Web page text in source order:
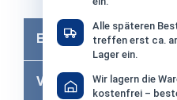
Alle späteren
treffen erst ca.
Lager ein.
Wir lagern die
kostenfrei –
Eigenschaften
Versandkosten